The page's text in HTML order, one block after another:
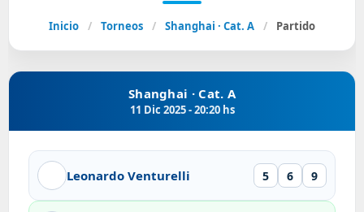
Inicio / Torneos / Shanghai · Cat. A / Partido
Shanghai · Cat. A
11 Dic 2025 - 20:20 hs
Leonardo Venturelli 5 6 9